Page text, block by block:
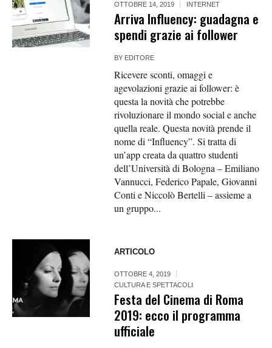
OTTOBRE 14, 2019 INTERNET
Arriva Influency: guadagna e
spendi grazie ai follower
BY EDITORE
Ricevere sconti, omaggi e
agevolazioni grazie ai follower: è
questa la novità che potrebbe
rivoluzionare il mondo social e anche
quella reale. Questa novità prende il
nome di “Influency”. Si tratta di
un’app creata da quattro studenti
dell’Università di Bologna – Emiliano
Vannucci, Federico Papale, Giovanni
Conti e Niccolò Bertelli – assieme a
un gruppo...
ARTICOLO
OTTOBRE 4, 2019
CULTURA E SPETTACOLI
Festa del Cinema di Roma
2019: ecco il programma
ufficiale